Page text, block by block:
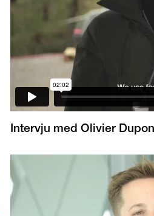
Intervju med Olivier